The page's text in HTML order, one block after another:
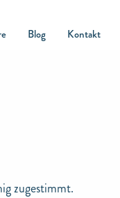
Blog Kontakt
zugestimmt.